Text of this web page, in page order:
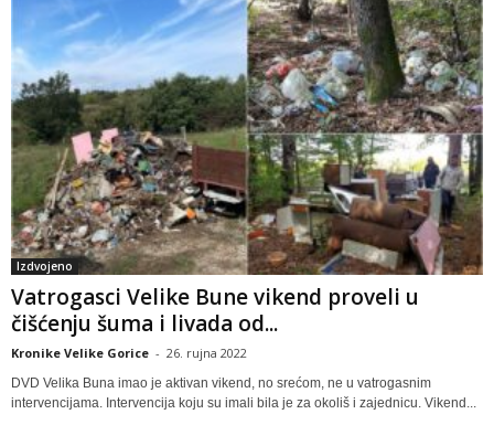
Izdvojeno
Vatrogasci Velike Bune vikend proveli u
čišćenju šuma i livada od...
Kronike Velike Gorice - 26. rujna 2022
DVD Velika Buna imao je aktivan vikend, no srećom, ne u vatrogasnim
intervencijama. Intervencija koju su imali bila je za okoliš i zajednicu. Vikend...